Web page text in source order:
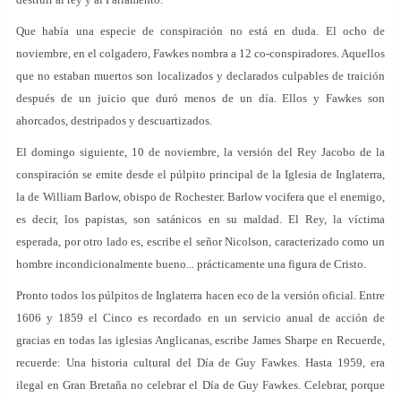
Que había una especie de conspiración no está en duda. El ocho de
noviembre, en el colgadero, Fawkes nombra a 12 co-conspiradores. Aquellos
que no estaban muertos son localizados y declarados culpables de traición
después de un juicio que duró menos de un día. Ellos y Fawkes son
ahorcados, destripados y descuartizados.
El domingo siguiente, 10 de noviembre, la versión del Rey Jacobo de la
conspiración se emite desde el púlpito principal de la Iglesia de Inglaterra,
la de William Barlow, obispo de Rochester. Barlow vocifera que el enemigo,
es decir, los papistas, son satánicos en su maldad. El Rey, la víctima
esperada, por otro lado es, escribe el señor Nicolson, caracterizado como un
hombre incondicionalmente bueno... prácticamente una figura de Cristo.
Pronto todos los púlpitos de Inglaterra hacen eco de la versión oficial. Entre
1606 y 1859 el Cinco es recordado en un servicio anual de acción de
gracias en todas las iglesias Anglicanas, escribe James Sharpe en Recuerde,
recuerde: Una historia cultural del Día de Guy Fawkes. Hasta 1959, era
ilegal en Gran Bretaña no celebrar el Día de Guy Fawkes. Celebrar, porque